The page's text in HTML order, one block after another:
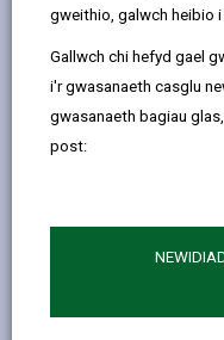
gweithio, galwch heibio
Gallwch chi hefyd gael
i'r gwasanaeth casglu
gwasanaeth bagiau
post:
Os oes gennych
wybodaeth am beth i'w